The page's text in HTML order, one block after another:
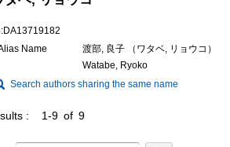
Name
渡部, 良子 （ワタベ, リョウコ）
Watabe, Ryoko
Search authors sharing the same name
1-9 of 9